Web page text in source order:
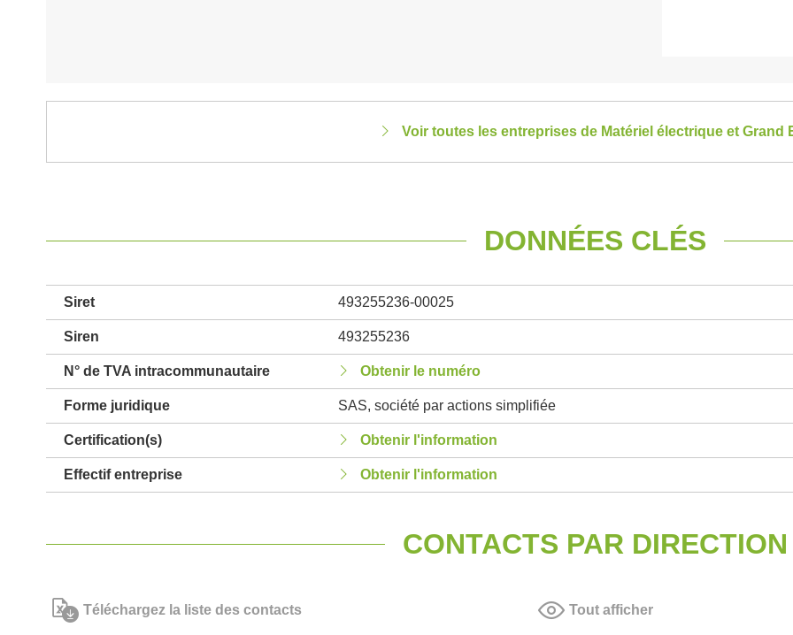
Voir toutes les entreprises de Matériel électrique et Grand
DONNÉES CLÉS
Siret 493255236-00025
Siren 493255236
N° de TVA intracommunautaire Obtenir le numéro
Forme juridique SAS, société par actions simplifiée
Certification(s) Obtenir l'information
Effectif entreprise Obtenir l'information
CONTACTS PAR DIRECTION
Téléchargez la liste des contacts Tout afficher